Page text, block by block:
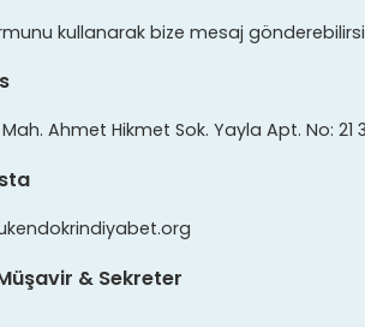
kullanarak bize mesaj
Ahmet Hikmet Sok. Yayla Apt. No: 21
& Sekreter